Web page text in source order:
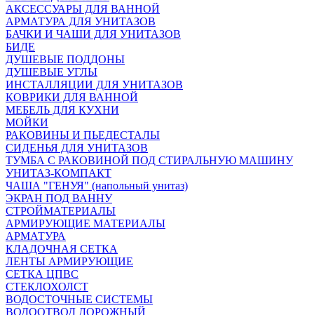
АКСЕССУАРЫ ДЛЯ ВАННОЙ
АРМАТУРА ДЛЯ УНИТАЗОВ
БАЧКИ И ЧАШИ ДЛЯ УНИТАЗОВ
БИДЕ
ДУШЕВЫЕ ПОДДОНЫ
ДУШЕВЫЕ УГЛЫ
ИНСТАЛЛЯЦИИ ДЛЯ УНИТАЗОВ
КОВРИКИ ДЛЯ ВАННОЙ
МЕБЕЛЬ ДЛЯ КУХНИ
МОЙКИ
РАКОВИНЫ И ПЬЕДЕСТАЛЫ
СИДЕНЬЯ ДЛЯ УНИТАЗОВ
ТУМБА С РАКОВИНОЙ ПОД СТИРАЛЬНУЮ МАШИНУ
УНИТАЗ-КОМПАКТ
ЧАША "ГЕНУЯ" (напольный унитаз)
ЭКРАН ПОД ВАННУ
СТРОЙМАТЕРИАЛЫ
АРМИРУЮЩИЕ МАТЕРИАЛЫ
АРМАТУРА
КЛАДОЧНАЯ СЕТКА
ЛЕНТЫ АРМИРУЮЩИЕ
СЕТКА ЦПВС
СТЕКЛОХОЛСТ
ВОДОСТОЧНЫЕ СИСТЕМЫ
ВОДООТВОД ДОРОЖНЫЙ